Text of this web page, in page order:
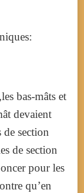
bas-mâts et
devaient
de section
de section
pour les
qu’en